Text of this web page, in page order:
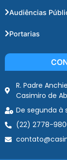
Audiências
Portarias
R. Padre
Casimiro de
De segunda à
(22) 2778-